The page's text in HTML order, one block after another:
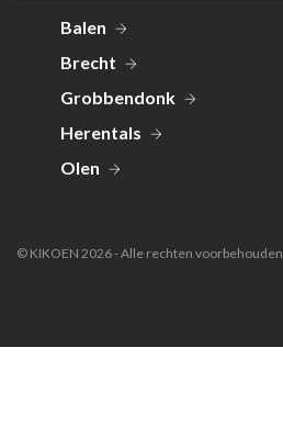
Balen
Brecht
Grobbendonk
Herentals
Olen
© KIKOEN 2026 - Alle rechten voorbehouden